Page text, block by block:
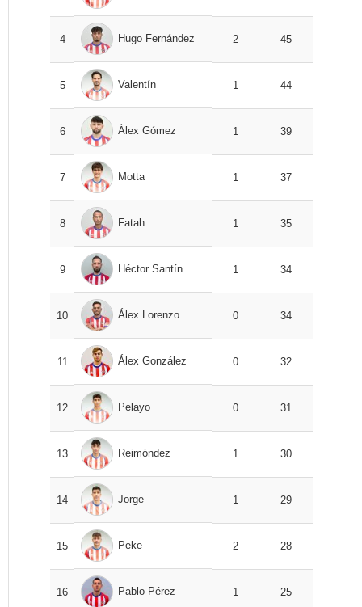
4 Hugo Fernández 2 45
5 Valentín 1 44
6 Álex Gómez 1 39
7 Motta 1 37
8 Fatah 1 35
9 Héctor Santín 1 34
10 Álex Lorenzo 0 34
11 Álex González 0 32
12 Pelayo 0 31
13 Reimóndez 1 30
14 Jorge 1 29
15 Peke 2 28
16 Pablo Pérez 1 25